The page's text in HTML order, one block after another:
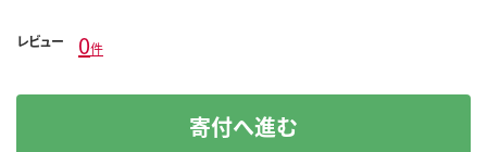
レビュー 0件
寄付へ進む